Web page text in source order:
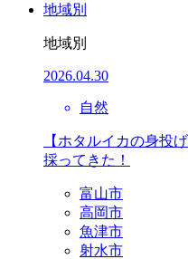
地域別
地域別
2026.04.30
自然
【ホタルイカの身投
採ってきた！
富山市
高岡市
魚津市
射水市